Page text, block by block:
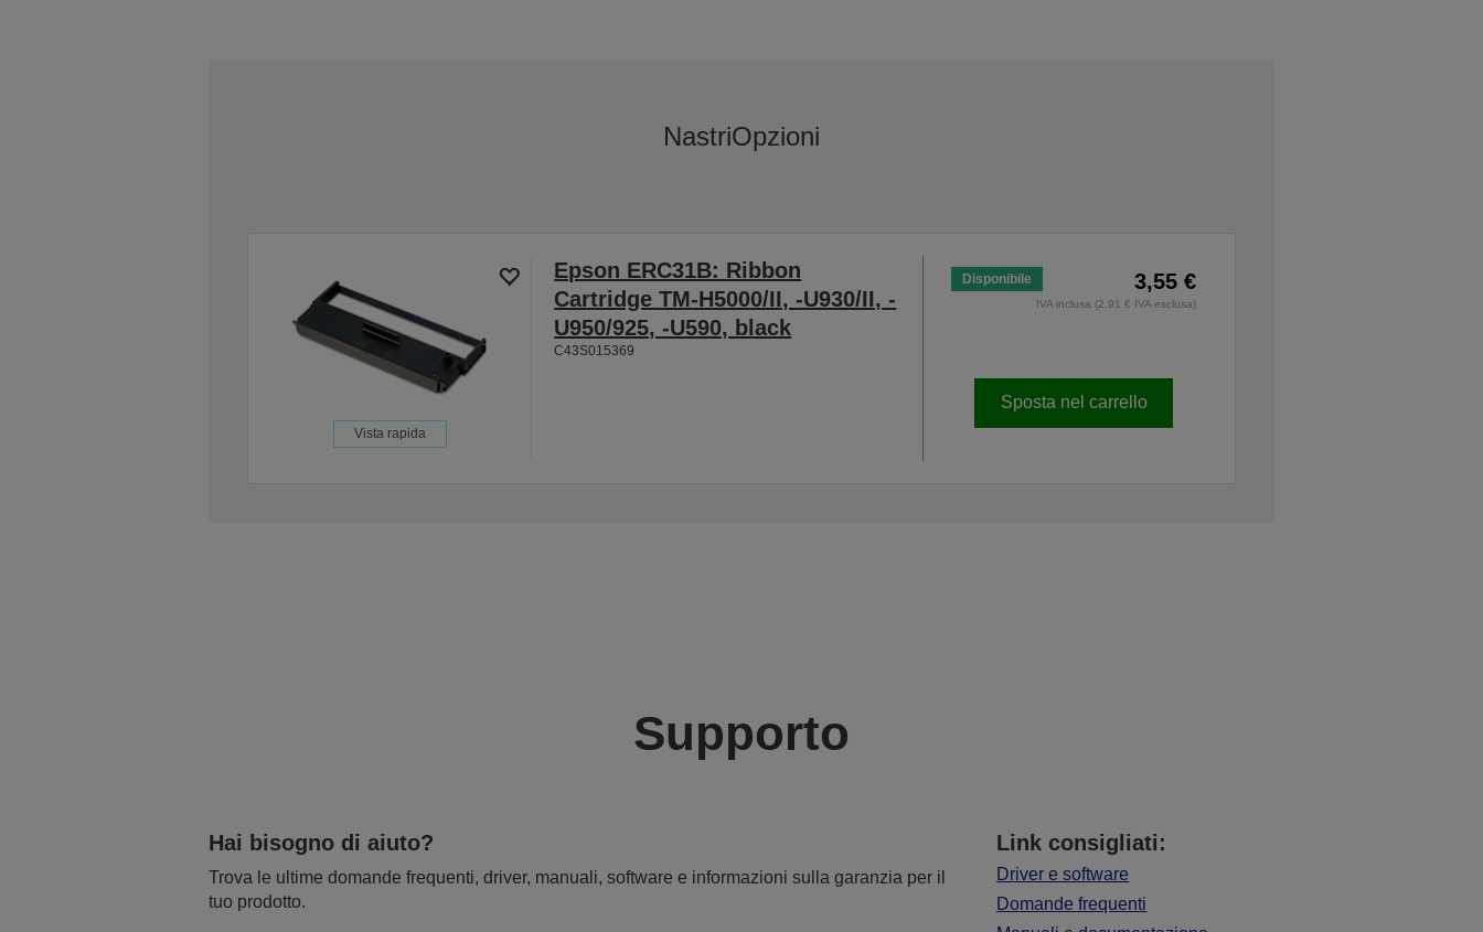
NastriOpzioni
Vista rapida
Epson ERC31B: Ribbon
Cartridge TM-H5000/II, -U930/II, -
U950/925, -U590, black
C43S015369
Disponibile 3,55 €
IVA inclusa (2,91 € IVA esclusa)
Sposta nel carrello
Supporto
Hai bisogno di aiuto?
Trova le ultime domande frequenti, driver, manuali, software e informazioni sulla garanzia per il
tuo prodotto.
Link consigliati:
Driver e software
Domande frequenti